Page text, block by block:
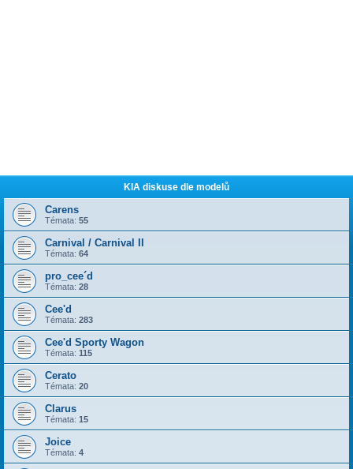
KIA diskuse dle modelů
Carens
Témata: 55
Carnival / Carnival II
Témata: 64
pro_cee´d
Témata: 28
Cee'd
Témata: 283
Cee'd Sporty Wagon
Témata: 115
Cerato
Témata: 20
Clarus
Témata: 15
Joice
Témata: 4